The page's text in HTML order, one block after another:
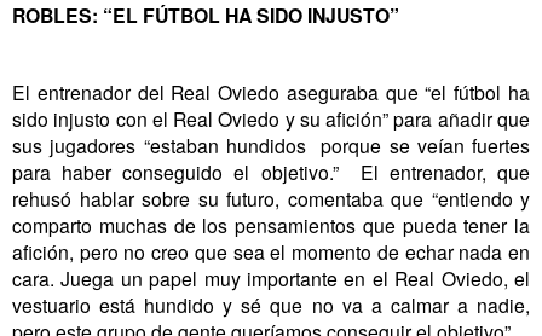
ROBLES: “EL FÚTBOL HA SIDO INJUSTO”
El entrenador del Real Oviedo aseguraba que “el fútbol ha
sido injusto con el Real Oviedo y su afición” para añadir que
sus jugadores “estaban hundidos porque se veían fuertes
para haber conseguido el objetivo.” El entrenador, que
rehusó hablar sobre su futuro, comentaba que “entiendo y
comparto muchas de los pensamientos que pueda tener la
afición, pero no creo que sea el momento de echar nada en
cara. Juega un papel muy importante en el Real Oviedo, el
vestuario está hundido y sé que no va a calmar a nadie,